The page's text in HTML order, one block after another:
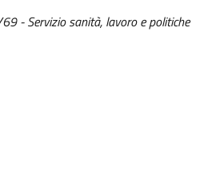
- Servizio sanità, lavoro e politiche